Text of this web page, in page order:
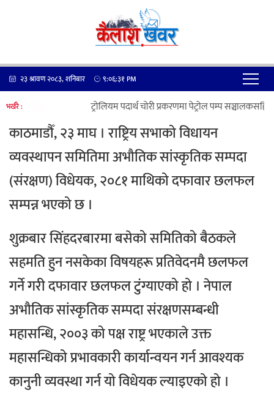
२३ श्रावण २०८३, शनिबार ९:०६:३१PM
भर्खरै : पेट्रोलियम पदार्थ चोरी प्रकरणमा पेट्रोल पम्प सञ्चालकसहित
काठमाडौँ, २३ माघ । राष्ट्रिय सभाको विधायन
व्यवस्थापन समितिमा अभौतिक सांस्कृतिक सम्पदा
(संरक्षण) विधेयक, २०८१ माथिको दफावार छलफल
सम्पन्न भएको छ ।
शुक्रबार सिंहदरबारमा बसेको समितिको बैठकले
सहमति हुन नसकेका विषयहरू प्रतिवेदनमै छलफल
गर्ने गरी दफावार छलफल टुंग्याएको हो ।नेपाल
अभौतिक सांस्कृतिक सम्पदा संरक्षणसम्बन्धी
महासन्धि, २००३ को पक्ष राष्ट्र भएकाले उक्त
महासन्धिको प्रभावकारी कार्यान्वयन गर्न आवश्यक
कानुनी व्यवस्था गर्न यो विधेयक ल्याइएको हो ।